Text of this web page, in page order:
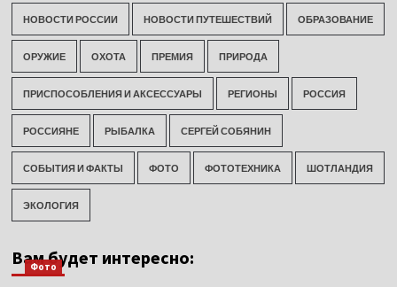
НОВОСТИ РОССИИ НОВОСТИ ПУТЕШЕСТВИЙ ОБРАЗОВАНИЕ
ОРУЖИЕ ОХОТА ПРЕМИЯ ПРИРОДА
ПРИСПОСОБЛЕНИЯ И АКСЕССУАРЫ РЕГИОНЫ РОССИЯ
РОССИЯНЕ РЫБАЛКА СЕРГЕЙ СОБЯНИН
СОБЫТИЯ И ФАКТЫ ФОТО ФОТОТЕХНИКА ШОТЛАНДИЯ
ЭКОЛОГИЯ
Вам будет интересно:
Фото